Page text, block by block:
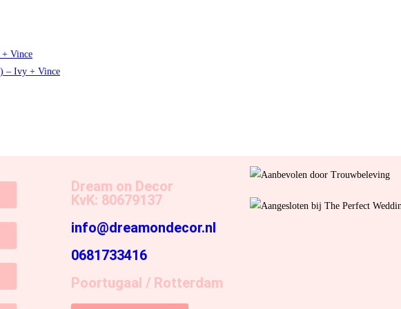
Dream on Decor
KvK: 80679137
info@dreamondecor.nl
0681733416
Poortugaal / Rotterdam